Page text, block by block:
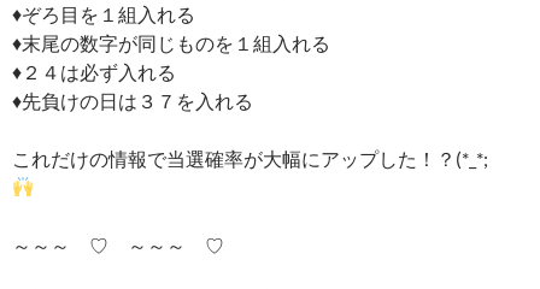
♦ぞろ目を１組入れる
♦末尾の数字が同じものを１組入れる
♦２４は必ず入れる
♦先負けの日は３７を入れる
これだけの情報で当選確率が大幅にアップした！？(*_*;
～～～ ♡ ～～～ ♡